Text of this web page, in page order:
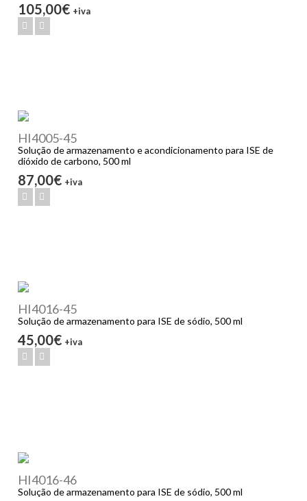
105,00€ +iva
HI4005-45
Solução de armazenamento e acondicionamento para ISE de
dióxido de carbono, 500 ml
87,00€ +iva
HI4016-45
Solução de armazenamento para ISE de sódio, 500 ml
45,00€ +iva
HI4016-46
Solução de armazenamento para ISE de sódio, 500 ml